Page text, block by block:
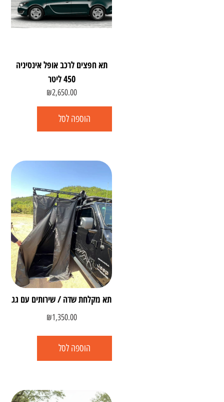
תא חפצים לרכב אופל אינסיניה
450 ליטר
₪2,650.00
הוספה לסל
תא מקלחת שדה / שירותים עם גג
₪1,350.00
הוספה לסל